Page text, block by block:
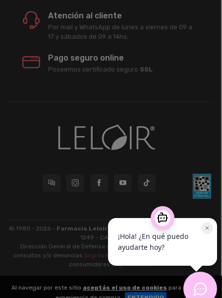
Atención al cliente
Por mail y WhatsApp de lunes a viernes de 09 a
17 y sábados de 09 a 14hs.
Pago seguro online
Poseemos certificado seguro SSL
© 1980 - 2026 - Farmacia Leloir S.R.L.
| CUIT 33609220789 - Larrea
1249 - CABA - CP 1117
Dirección General de Defensa y Protección al Consumidor: Para
consultas y/o denuncias [ingrese aquí]
consumidores[ingrese aquí].
nubixstore®
v13.08.1
Al navegar por este sitio aceptás el uso de cookies para agilizar tu